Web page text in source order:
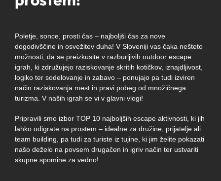
Poletje, sonce, prosti čas – najboljši čas za nove
dogodivščine in osvežitev duha! V Sloveniji vas čaka nešteto
možnosti, da se preizkusite v razburljivih outdoor escape
igrah, ki združujejo raziskovanje skritih kotičkov, iznajdljivost,
logiko ter sodelovanje in zabavo – ponujajo pa tudi izviren
način raziskovanja mest in pravi pobeg od množičnega
turizma. V naših igrah se vi v glavni vlogi!
Pripravili smo izbor TOP 10 najboljših escape aktivnosti, ki jih
lahko odigrate na prostem – idealne za družine, prijatelje ali
team building, pa tudi za turiste iz tujine, ki jim želite pokazati
našo deželo na povsem drugačen in igriv način ter ustvariti
skupne spomine za vedno!